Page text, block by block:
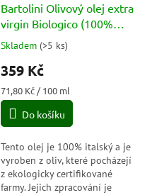
Bartolini Olivový olej extra
virgin Biologico (100%
Italiano) - za studena
lisovaný 0,5l Bio
Průměrné
hodnocení
produktu
je
5,0
5
hvězdiček.
Skladem (>5 ks)
359 Kč
Měrná
cena:
71,80 Kč / 100 ml
Do košíku
Tento olej je 100% italský a je
vyroben z oliv, které pocházejí
z ekologicky certifikované
farmy. Jejich zpracování je